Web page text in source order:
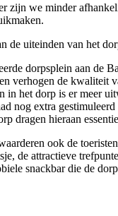
zijn we minder
de uiteinden van het
dorpsplein aan de
verhogen de kwaliteit
in het dorp is er meer
nog extra
dragen hieraan
ook de
de attractieve
snackbar die de